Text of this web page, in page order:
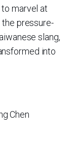
marvel at
the pressure-
slang,
into
Chen